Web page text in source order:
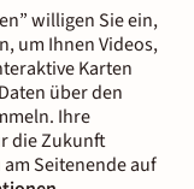
willigen Sie ein,
um Ihnen Videos,
Karten
über den
Ihre
die Zukunft
Seitenende auf